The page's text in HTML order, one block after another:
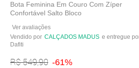
Bota Feminina Em Couro Com Zíper
Confortável Salto Bloco
Ver avaliações
Vendido por CALÇADOS MADUS e entregue
Dafiti
R$ 549,90 -61%